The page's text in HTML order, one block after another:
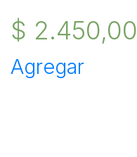
$ 2.450,00
Agregar